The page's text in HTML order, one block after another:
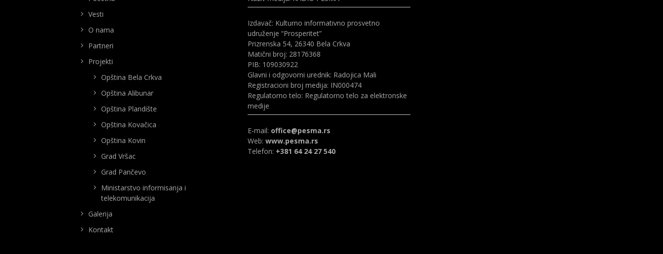
Vesti
O nama
Partneri
Projekti
Opština Bela Crkva
Opština Alibunar
Opština Plandište
Opština Kovačica
Opština Kovin
Grad Vršac
Grad Pančevo
Ministarstvo informisanja i
telekomunikacija
Galerija
Kontakt
Izdavač: Kulturno informativno prosvetno
udruženje “Prosperitet”
Prizrenska 54, 26340 Bela Crkva
Matični broj: 28176368
PIB: 109030922
Glavni i odgovorni urednik: Radojica Mali
Registracioni broj medija: IN000474
Regulatorno telo: Regulatorno telo za elektronske
medije
E-mail: office@pesma.rs
Web: www.pesma.rs
Telefon: +381 64 24 27 540